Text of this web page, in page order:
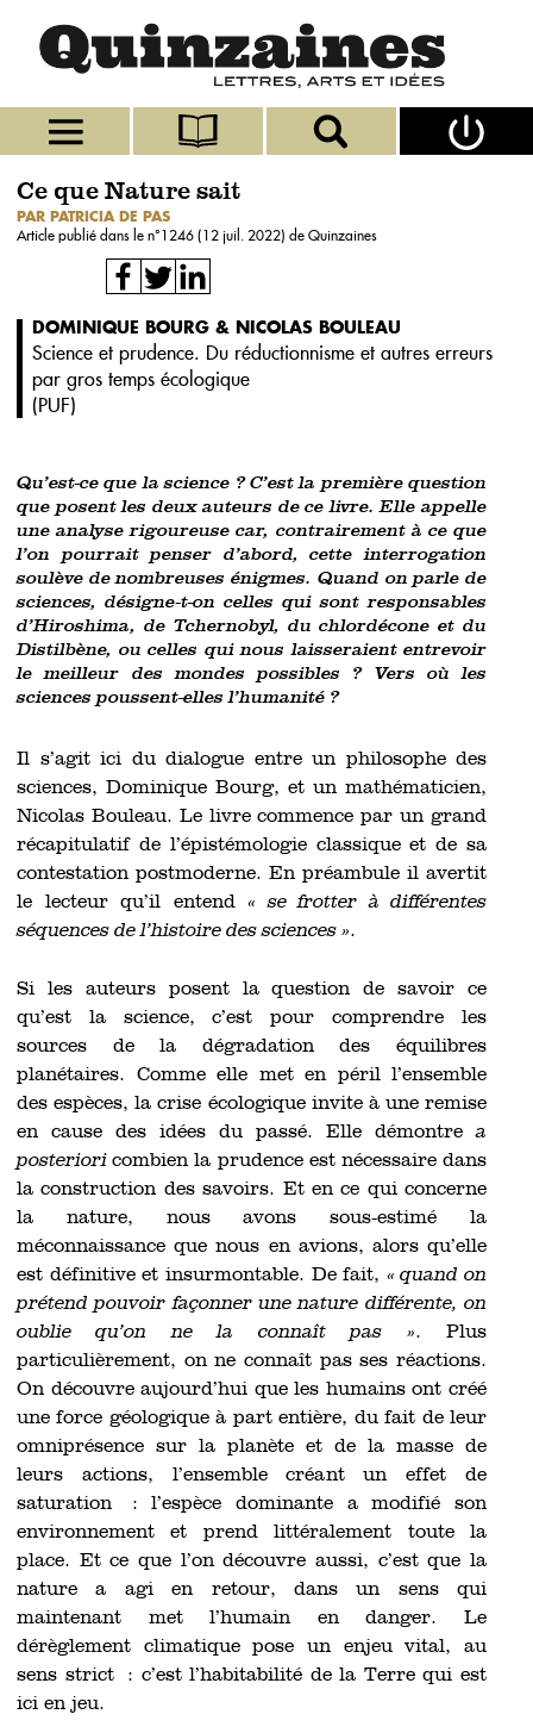
Ce que Nature sait
PAR PATRICIA DE PAS
Article publié dans le n°1246 (12 juil. 2022) de Quinzaines
DOMINIQUE BOURG & NICOLAS BOULEAU
Science et prudence. Du réductionnisme et autres erreurs
par gros temps écologique
(PUF)
Qu’est-ce que la science ? C’est la première question
que posent les deux auteurs de ce livre. Elle appelle
une analyse rigoureuse car, contrairement à ce que
l’on pourrait penser d’abord, cette interrogation
soulève de nombreuses énigmes. Quand on parle de
sciences, désigne-t-on celles qui sont responsables
d’Hiroshima, de Tchernobyl, du chlordécone et du
Distilbène, ou celles qui nous laisseraient entrevoir
le meilleur des mondes possibles ? Vers où les
sciences poussent-elles l’humanité ?
Il s’agit ici du dialogue entre un philosophe des
sciences, Dominique Bourg, et un mathématicien,
Nicolas Bouleau. Le livre commence par un grand
récapitulatif de l’épistémologie classique et de sa
contestation postmoderne. En préambule il avertit
le lecteur qu’il entend « se frotter à différentes
séquences de l’histoire des sciences ».
Si les auteurs posent la question de savoir ce
qu’est la science, c’est pour comprendre les
sources de la dégradation des équilibres
planétaires. Comme elle met en péril l’ensemble
des espèces, la crise écologique invite à une remise
en cause des idées du passé. Elle démontrea
posterioricombien la prudence est nécessaire dans
la construction des savoirs. Et en ce qui concerne
la nature, nous avons sous-estimé la
méconnaissance que nous en avions, alors qu’elle
est définitive et insurmontable. De fait, « quand on
prétend pouvoir façonner une nature différente, on
oublie qu’on ne la connaît pas ». Plus
particulièrement, on ne connaît pas ses réactions.
On découvre aujourd’hui que les humains ont créé
une force géologique à part entière, du fait de leur
omniprésence sur la planète et de la masse de
leurs actions, l’ensemble créant un effet de
saturation : l’espèce dominante a modifié son
environnement et prend littéralement toute la
place. Et ce que l’on découvre aussi, c’est que la
nature a agi en retour, dans un sens qui
maintenant met l’humain en danger. Le
dérèglement climatique pose un enjeu vital, au
sens strict : c’est l’habitabilité de la Terre qui est
ici en jeu.